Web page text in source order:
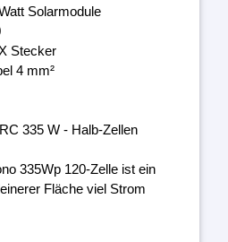
Solarmodule
Stecker
4 mm²
335 W - Halb-Zellen
335Wp 120-Zelle ist ein
Fläche viel Strom